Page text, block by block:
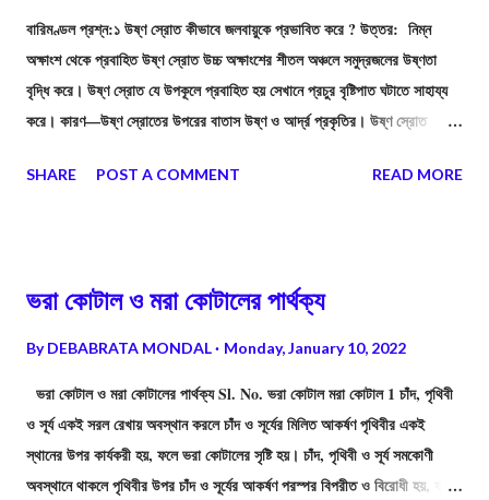
বারিমণ্ডল প্রশ্ন:১ উষ্ণ স্রোত কীভাবে জলবায়ুকে প্রভাবিত করে ? উত্তর: নিম্ন
অক্ষাংশ থেকে প্রবাহিত উষ্ণ স্রোত উচ্চ অক্ষাংশের শীতল অঞ্চলে সমুদ্রজলের উষ্ণতা
বৃদ্ধি করে। উষ্ণ স্রোত যে উপকূলে প্রবাহিত হয় সেখানে প্রচুর বৃষ্টিপাত ঘটাতে সাহায্য
করে। কারণ—উষ্ণ স্রোতের উপরের বাতাস উষ্ণ ও আর্দ্র প্রকৃতির। উষ্ণ স্রোত
উষ্ণ স্রোত সংলগ্ন উপকূলের উষ্ণতাও বৃদ্ধি করে।
SHARE POST A COMMENT READ MORE
ভরা কোটাল ও মরা কোটালের পার্থক্য
ByDEBABRATA MONDAL Monday, January 10, 2022
ভরা কোটাল ও মরা কোটালের পার্থক্য Sl. No. ভরা কোটাল মরা কোটাল 1 চাঁদ, পৃথিবী
ও সূর্য একই সরল রেখায় অবস্থান করলে চাঁদ ও সূর্যের মিলিত আকর্ষণ পৃথিবীর একই
স্থানের উপর কার্যকরী হয়, ফলে ভরা কোটালের সৃষ্টি হয়। চাঁদ, পৃথিবী ও সূর্য সমকোণী
অবস্থানে থাকলে পৃথিবীর উপর চাঁদ ও সূর্যের আকর্ষণ পরস্পর বিপরীত ও বিরোধী হয়, ফলে